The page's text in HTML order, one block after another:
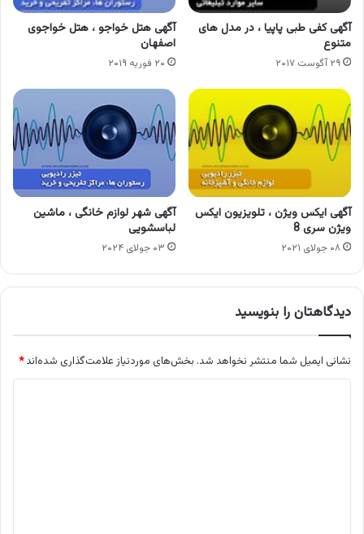
آگهی کفی طبی پاپیا ، در مدل های
متنوع
۲۹ آگوست ۲۰۱۷
آگهی هتل خواجو ، هتل خواجوی
اصفهان
۲۰ فوریه ۲۰۱۹
آگهی ایکس ویژن ، تلویزیون ایکس
ویژن سری 8
۰۸ جولای ۲۰۲۱
آگهی شهر لوازم خانگی ، ماشین
لباسشویی
۰۳ جولای ۲۰۲۴
دیدگاهتان را بنویسید
نشانی ایمیل شما منتشر نخواهد شد. بخش‌های موردنیاز علامت‌گذاری شده‌اند*